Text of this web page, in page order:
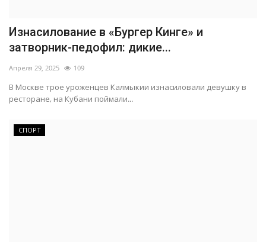
Изнасилование в «Бургер Кинге» и
затворник-педофил: дикие...
Апреля 29, 2025 109
В Москве трое уроженцев Калмыкии изнасиловали девушку в
ресторане, на Кубани поймали...
СПОРТ